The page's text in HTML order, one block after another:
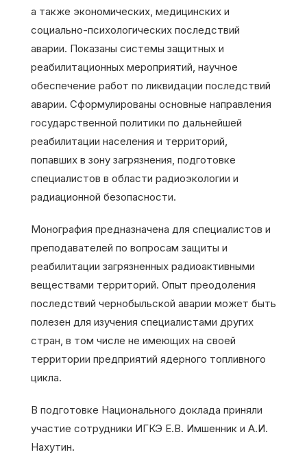
а также экономических, медицинских и
социально-психологических последствий
аварии. Показаны системы защитных и
реабилитационных мероприятий, научное
обеспечение работ по ликвидации последствий
аварии. Сформулированы основные направления
государственной политики по дальнейшей
реабилитации населения и территорий,
попавших в зону загрязнения, подготовке
специалистов в области радиоэкологии и
радиационной безопасности.
Монография предназначена для специалистов и
преподавателей по вопросам защиты и
реабилитации загрязненных радиоактивными
веществами территорий. Опыт преодоления
последствий чернобыльской аварии может быть
полезен для изучения специалистами других
стран, в том числе не имеющих на своей
территории предприятий ядерного топливного
цикла.
В подготовке Национального доклада приняли
участие сотрудники ИГКЭ Е.В. Имшенник и А.И.
Нахутин.